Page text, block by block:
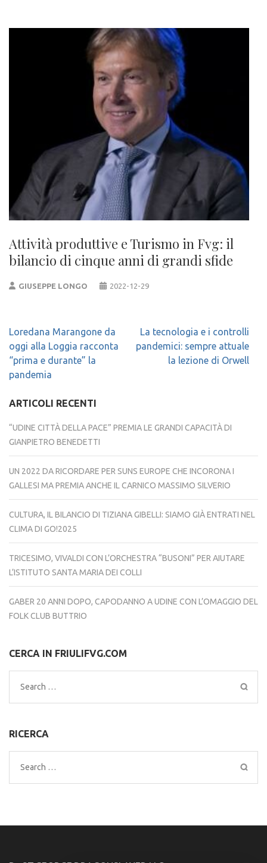
Attività produttive e Turismo in Fvg: il
bilancio di cinque anni di grandi sfide
GIUSEPPE LONGO 2022-12-29
Navigazione
articoli
Loredana Marangone da
oggi alla Loggia racconta
“prima e durante” la
pandemia
La tecnologia e i controlli
pandemici: sempre attuale
la lezione di Orwell
ARTICOLI RECENTI
“UDINE CITTÀ DELLA PACE” PREMIA LE GRANDI CAPACITÀ DI
GIANPIETRO BENEDETTI
UN 2022 DA RICORDARE PER SUNS EUROPE CHE INCORONA I
GALLESI MA PREMIA ANCHE IL CARNICO MASSIMO SILVERIO
CULTURA, IL BILANCIO DI TIZIANA GIBELLI: SIAMO GIÀ ENTRATI NEL
CLIMA DI GO!2025
TRICESIMO, VIVALDI CON L’ORCHESTRA “BUSONI” PER AIUTARE
L’ISTITUTO SANTA MARIA DEI COLLI
GABER 20 ANNI DOPO, CAPODANNO A UDINE CON L’OMAGGIO DEL
FOLK CLUB BUTTRIO
CERCA IN FRIULIFVG.COM
Search
for:
RICERCA
Search
for: